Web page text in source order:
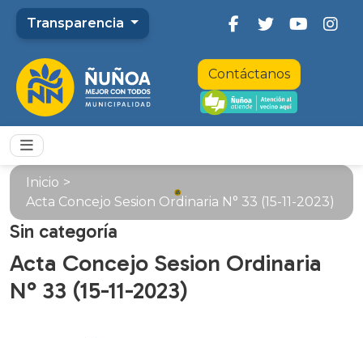
Transparencia
Contáctanos
Inicio >
Acta Concejo Sesion Ordinaria N° 33 (15-11-2023)
Sin categoría
Acta Concejo Sesion Ordinaria
N° 33 (15-11-2023)